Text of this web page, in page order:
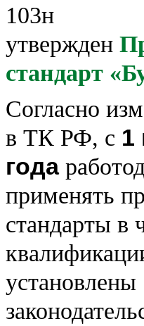
103н
утвержден
стандарт
Согласно
в ТК РФ, с 1
года
применять
стандарты в
установлены